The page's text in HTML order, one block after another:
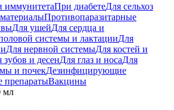
иммунитетаПри диабетеДля сельхоз
Противопаразитарные
Для ушейДля сердца и
системы и лактацииДля
Для нервной системыДля костей и
зубов и десенДля глаз и носаДля
и почекДезинфицирующие
препаратыВакцины
мл